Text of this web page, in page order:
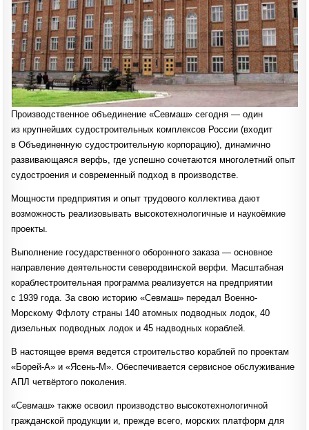
Производственное объединение «Cевмаш» сегодня — один
из крупнейших судостроительных комплексов России (входит
в Объединенную судостроительную корпорацию), динамично
развивающаяся верфь, где успешно сочетаются многолетний опыт
судостроения и современный подход в производстве.
Мощности предприятия и опыт трудового коллектива дают
возможность реализовывать высокотехнологичные и наукоёмкие
проекты.
Выполнение государственного оборонного заказа — основное
направление деятельности северодвинской верфи. Масштабная
кораблестроительная программа реализуется на предприятии
с 1939 года. За свою историю «Севмаш» передал Военно-
Морскому Ффлоту страны 140 атомных подводных лодок, 40
дизельных подводных лодок и 45 надводных кораблей.
В настоящее время ведется строительство кораблей по проектам
«Борей-А» и «Ясень-М». Обеспечивается сервисное обслуживание
АПЛ четвёртого поколения.
«Севмаш» также освоил производство высокотехнологичной
гражданской продукции и, прежде всего, морских платформ для